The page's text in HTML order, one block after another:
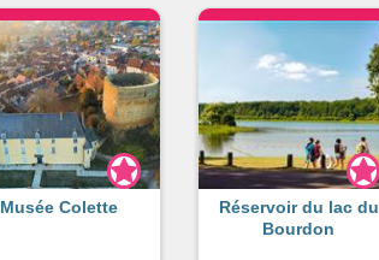
Musée Colette
Réservoir du lac du
Bourdon